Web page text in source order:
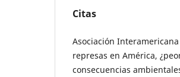
Citas
Asociación
represas en América,
consecuencias